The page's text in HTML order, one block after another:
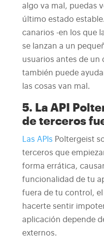
algo va mal, puedas
último estado
canarios -en los que
se lanzan a un
usuarios antes de un
también puede
las cosas van mal.
5. La API
de terceros
Las APIs Poltergeist
terceros que
forma errática,
funcionalidad de tu
fuera de tu control,
hacerte sentir
aplicación depende
externos.